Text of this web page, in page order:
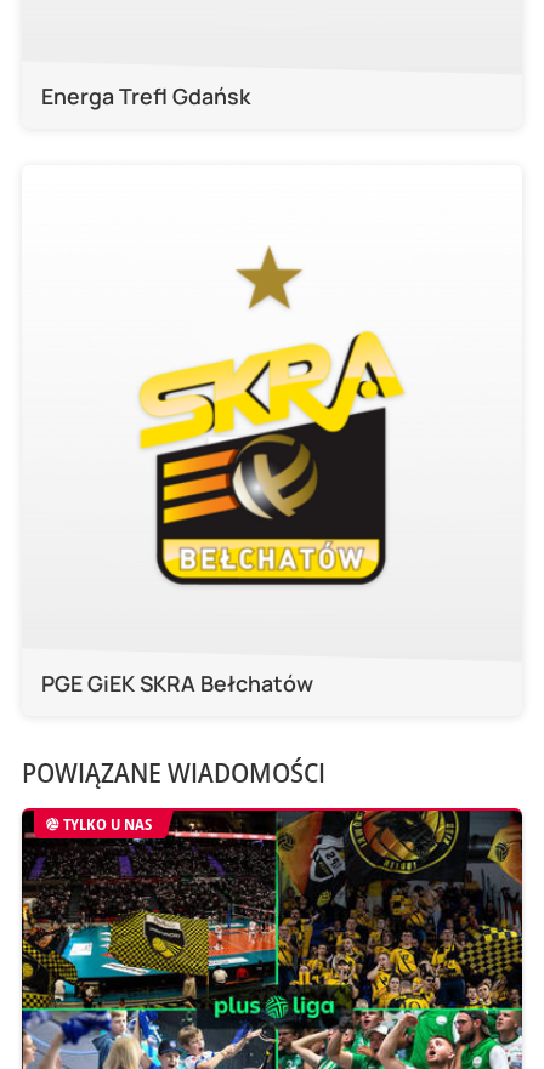
Energa Trefl Gdańsk
PGE GiEK SKRA Bełchatów
POWIĄZANE WIADOMOŚCI
TYLKO U NAS